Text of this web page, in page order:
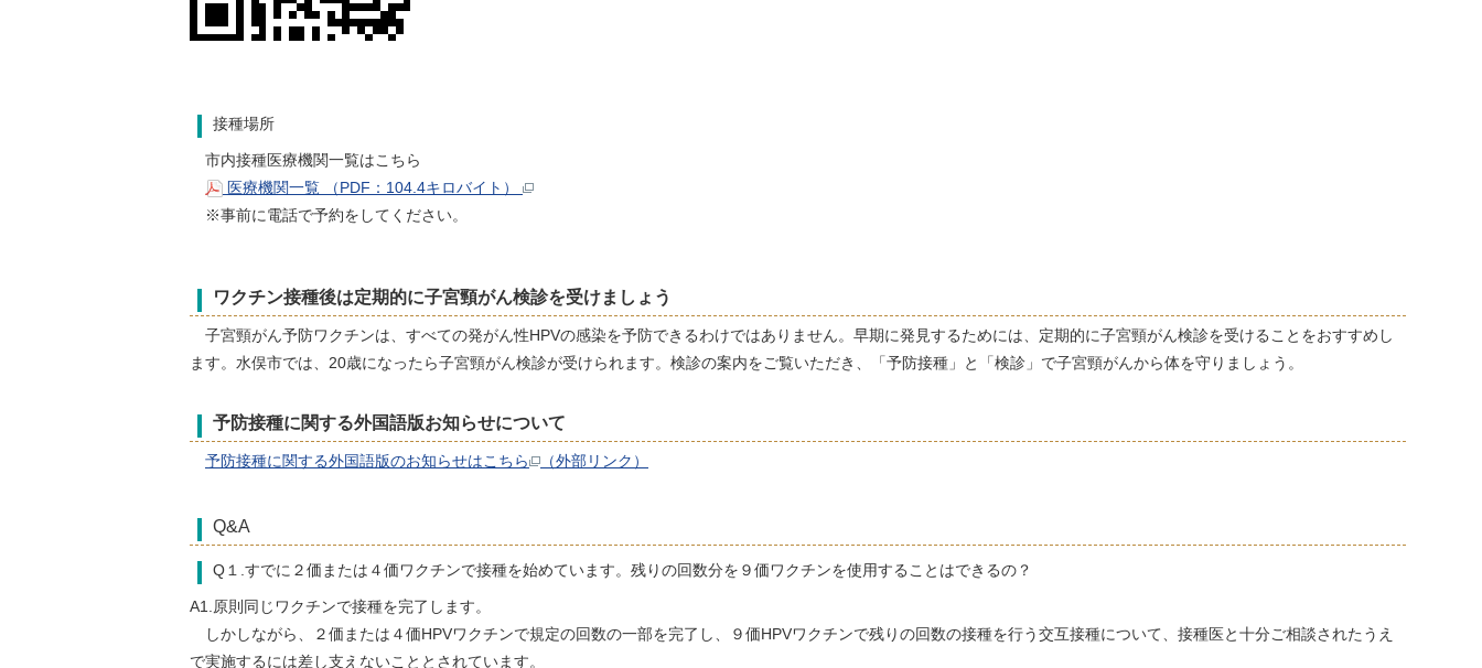
接種場所
市内接種医療機関一覧はこちら
医療機関一覧 （PDF：104.4キロバイト）
※事前に電話で予約をしてください。
ワクチン接種後は定期的に子宮頸がん検診を受けましょう
子宮頸がん予防ワクチンは、すべての発がん性HPVの感染を予防できるわけではありません。早期に発見するためには、定期的に子宮頸がん検診を受けることをおすすめし
ます。水俣市では、20歳になったら子宮頸がん検診が受けられます。検診の案内をご覧いただき、「予防接種」と「検診」で子宮頸がんから体を守りましょう。
予防接種に関する外国語版お知らせについて
予防接種に関する外国語版のお知らせはこちら （外部リンク）
Q&A
Q１.すでに２価または４価ワクチンで接種を始めています。残りの回数分を９価ワクチンを使用することはできるの？
A1.原則同じワクチンで接種を完了します。
しかしながら、２価または４価HPVワクチンで規定の回数の一部を完了し、９価HPVワクチンで残りの回数の接種を行う交互接種について、接種医と十分ご相談されたうえ
で実施するには差し支えないこととされています。